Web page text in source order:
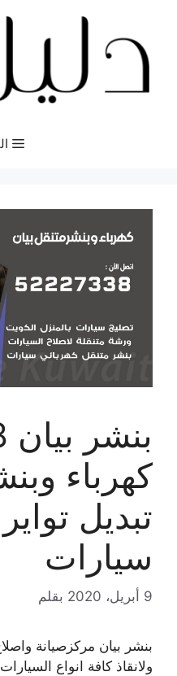
المحتوى
كهرباء
تبديل
سيارات
9 أبريل، 2020 بقلم
بنشر بيان مركزصيانة
ولانقاذ كافة انواع